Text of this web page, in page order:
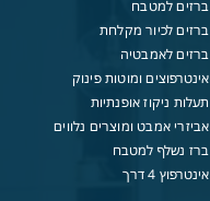
ברזים למטבח
ברזים לכיור מקלחת
ברזים לאמבטיה
אינטרפוצים ומוטות פינוק
תעלות ניקוז אופנתיות
אביזרי אמבט ומוצרים נלווים
ברז נשלף למטבח
אינטרפוץ 4 דרך